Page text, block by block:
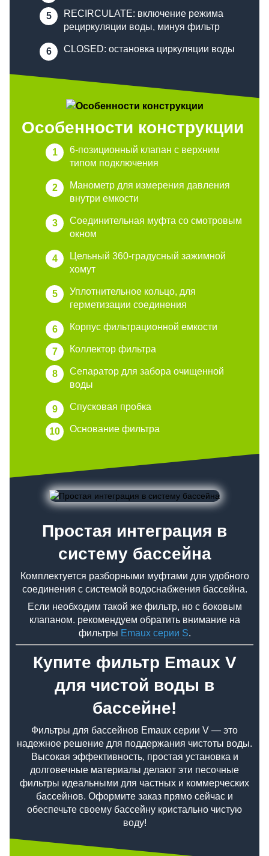
RECIRCULATE: включение режима
рециркуляции воды, минуя фильтр
CLOSED: остановка циркуляции воды
Особенности конструкции
6-позиционный клапан с верхним
типом подключения
Манометр для измерения давления
внутри емкости
Соединительная муфта со смотровым
окном
Цельный 360-градусный зажимной
хомут
Уплотнительное кольцо, для
герметизации соединения
Корпус фильтрационной емкости
Коллектор фильтра
Сепаратор для забора очищенной
воды
Спусковая пробка
Основание фильтра
Простая интеграция в
систему бассейна
Комплектуется разборными муфтами для удобного
соединения с системой водоснабжения бассейна.
Если необходим такой же фильтр, но с боковым
клапаном. рекомендуем обратить внимание на
фильтры Emaux серии S.
Купите фильтр Emaux V
для чистой воды в
бассейне!
Фильтры для бассейнов Emaux серии V — это
надежное решение для поддержания чистоты воды.
Высокая эффективность, простая установка и
долговечные материалы делают эти песочные
фильтры идеальными для частных и коммерческих
бассейнов. Оформите заказ прямо сейчас и
обеспечьте своему бассейну кристально чистую
воду!